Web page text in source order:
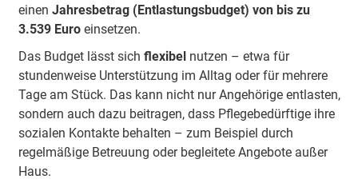
einen Jahresbetrag (Entlastungsbudget) von bis zu
3.539 Euroeinsetzen.
Das Budget lässt sich flexibelnutzen – etwa für
stundenweise Unterstützung im Alltag oder für mehrere
Tage am Stück. Das kann nicht nur Angehörige entlasten,
sondern auch dazu beitragen, dass Pflegebedürftige ihre
sozialen Kontakte behalten – zum Beispiel durch
regelmäßige Betreuung oder begleitete Angebote außer
Haus.